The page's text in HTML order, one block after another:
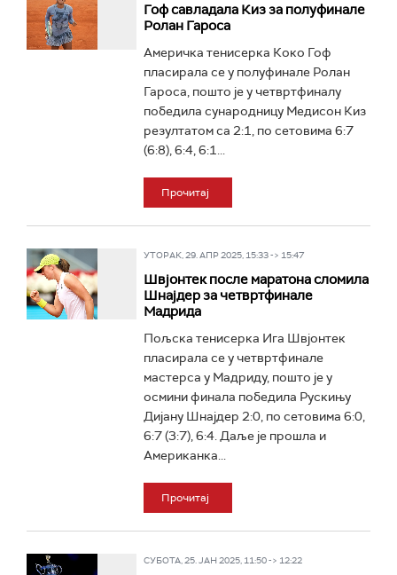
Гоф савладала Киз за полуфинале
Ролан Гароса
Америчка тенисерка Коко Гоф
пласирала се у полуфинале Ролан
Гароса, пошто је у четвртфиналу
победила сународницу Медисон Киз
резултатом са 2:1, по сетовима 6:7
(6:8), 6:4, 6:1...
Прочитај
УТОРАК, 29. АПР 2025, 15:33 -> 15:47
Швјонтек после маратона сломила
Шнајдер за четвртфинале
Мадрида
Пољска тенисерка Ига Швјонтек
пласирала се у четвртфинале
мастерса у Мадриду, пошто је у
осмини финала победила Рускињу
Дијану Шнајдер 2:0, по сетовима 6:0,
6:7 (3:7), 6:4. Даље је прошла и
Американка...
Прочитај
СУБОТА, 25. ЈАН 2025, 11:50 -> 12:22